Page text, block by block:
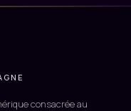
consacrée au